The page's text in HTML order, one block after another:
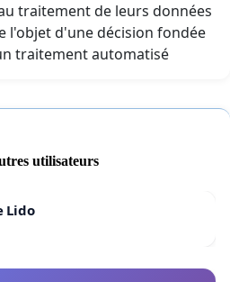
traitement de leurs données
l'objet d'une décision fondée
traitement automatisé
utilisateurs
Lido